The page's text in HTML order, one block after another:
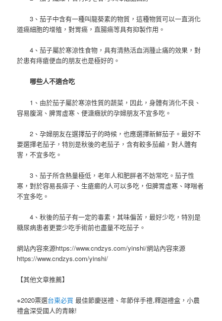
3、茄子中含有一種叫龍葵素的物質，這種物質可以一直消化
道癌細胞的增殖，對胃癌，直腸癌等具有抑製作用。
4、茄子屬於寒涼性食物，具有清熱活血消腫止痛的效果，對
於患有痔瘡便血的朋友也是極好的。
哪些人不適合吃
1、由於茄子屬於寒涼性質的蔬菜，因此，身體有消化不良、
容易腹瀉、脾胃虛寒、便溏癥狀的孕婦朋友不宜多吃。
2、孕婦朋友在選擇茄子的時候，也應選擇新鮮茄子。最好不
要選擇老茄子，特別是秋後的老茄子，含有較多茄鹼，對人體有
害，不宜多吃。
3、茄子所含熱量極低，老年人和肥胖者不妨常吃。茄子性
寒，對於容易長痱子、生瘡癤的人可以多吃，但脾胃虛寒、哮喘者
不宜多吃。
4、秋後的茄子有一定的毒素，其味偏苦，最好少吃，特別是
糖尿病患者更要少吃手術前也盡量不吃茄子。
網站內容來源https://www.cndzys.com/yinshi/網站內容來源
https://www.cndzys.com/yinshi/
【其他文章推薦】
※2020票選台東必買 最佳節慶送禮、年節伴手禮,釋迦禮盒，小農
禮盒深受國人的青睞!